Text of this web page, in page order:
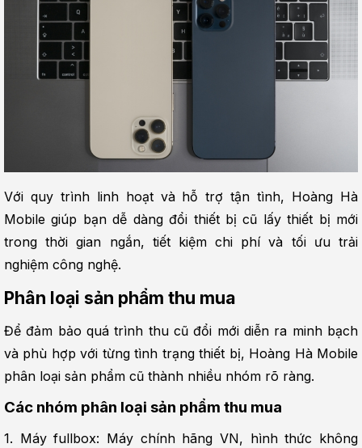
Với quy trình linh hoạt và hỗ trợ tận tình, Hoàng Hà
Mobile giúp bạn dễ dàng đổi thiết bị cũ lấy thiết bị mới
trong thời gian ngắn, tiết kiệm chi phí và tối ưu trải
nghiệm công nghệ.
Phân loại sản phẩm thu mua
Để đảm bảo quá trình thu cũ đổi mới diễn ra minh bạch
và phù hợp với từng tình trạng thiết bị, Hoàng Hà Mobile
phân loại sản phẩm cũ thành nhiều nhóm rõ ràng.
Các nhóm phân loại sản phẩm thu mua
1. Máy fullbox: Máy chính hãng VN, hình thức không